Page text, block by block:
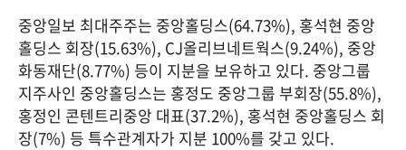
중앙일보 최대주주는 중앙홀딩스(64.73%), 홍석현 중앙
홀딩스 회장(15.63%), CJ올리브네트웍스(9.24%), 중앙
화동재단(8.77%) 등이 지분을 보유하고 있다. 중앙그룹
지주사인 중앙홀딩스는 홍정도 중앙그룹 부회장(55.8%),
홍정인 콘텐트리중앙 대표(37.2%), 홍석현 중앙홀딩스 회
장(7%) 등 특수관계자가 지분 100%를 갖고 있다.